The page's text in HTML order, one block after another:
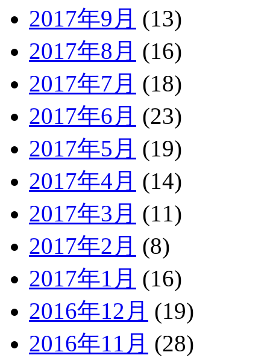
2017年9月 (13)
2017年8月 (16)
2017年7月 (18)
2017年6月 (23)
2017年5月 (19)
2017年4月 (14)
2017年3月 (11)
2017年2月 (8)
2017年1月 (16)
2016年12月 (19)
2016年11月 (28)